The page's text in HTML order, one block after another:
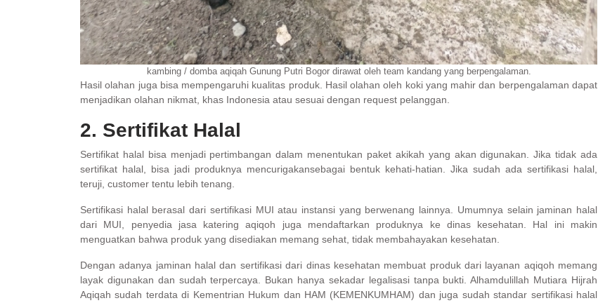
kambing / domba aqiqah Gunung Putri Bogor dirawat oleh team kandang yang berpengalaman.
Hasil olahan juga bisa mempengaruhi kualitas produk. Hasil olahan oleh koki yang mahir dan berpengalaman dapat
menjadikan olahan nikmat, khas Indonesia atau sesuai dengan request pelanggan.
2. Sertifikat Halal
Sertifikat halal bisa menjadi pertimbangan dalam menentukan paket akikah yang akan digunakan. Jika tidak ada
sertifikat halal, bisa jadi produknya mencurigakansebagai bentuk kehati-hatian. Jika sudah ada sertifikasi halal,
teruji, customer tentu lebih tenang.
Sertifikasi halal berasal dari sertifikasi MUI atau instansi yang berwenang lainnya. Umumnya selain jaminan halal
dari MUI, penyedia jasa katering aqiqoh juga mendaftarkan produknya ke dinas kesehatan. Hal ini makin
menguatkan bahwa produk yang disediakan memang sehat, tidak membahayakan kesehatan.
Dengan adanya jaminan halal dan sertifikasi dari dinas kesehatan membuat produk dari layanan aqiqoh memang
layak digunakan dan sudah terpercaya. Bukan hanya sekadar legalisasi tanpa bukti. Alhamdulillah Mutiara Hijrah
Aqiqah sudah terdata di Kementrian Hukum dan HAM (KEMENKUMHAM) dan juga sudah standar sertifikasi halal